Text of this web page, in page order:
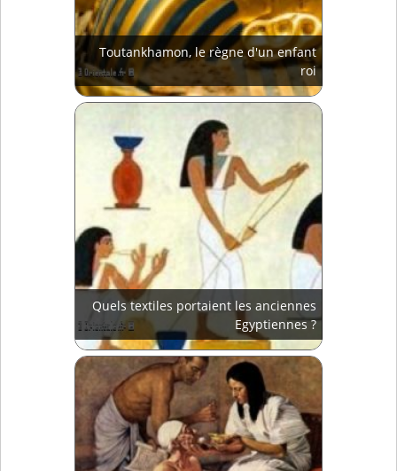
Toutankhamon, le règne d'un enfant
roi
Quels textiles portaient les anciennes
Egyptiennes ?